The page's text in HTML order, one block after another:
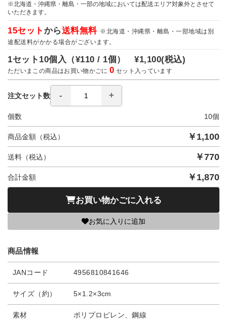
※北海道・沖縄県・離島・一部の地域においては配送エリア対象外とさせて
いただきます。
15セット から送料無料 ※北海道・沖縄県・離島・一部地域は別
途配送料がかかる場合がございます。
1セット10個入（¥110 / 1個）¥1,100(税込)
ただいまこの商品はお買い物かごに0 セット入っています
注文セット数
個数 10個
商品金額（税込） ￥ 1,100
送料（税込） ￥770
合計金額 ￥ 1,870
お買い物かごに入れる
お気に入りに追加
商品情報
JANコード 4956810841646
サイズ（約） 5×1.2×3cm
素材 ポリプロピレン、鋼線